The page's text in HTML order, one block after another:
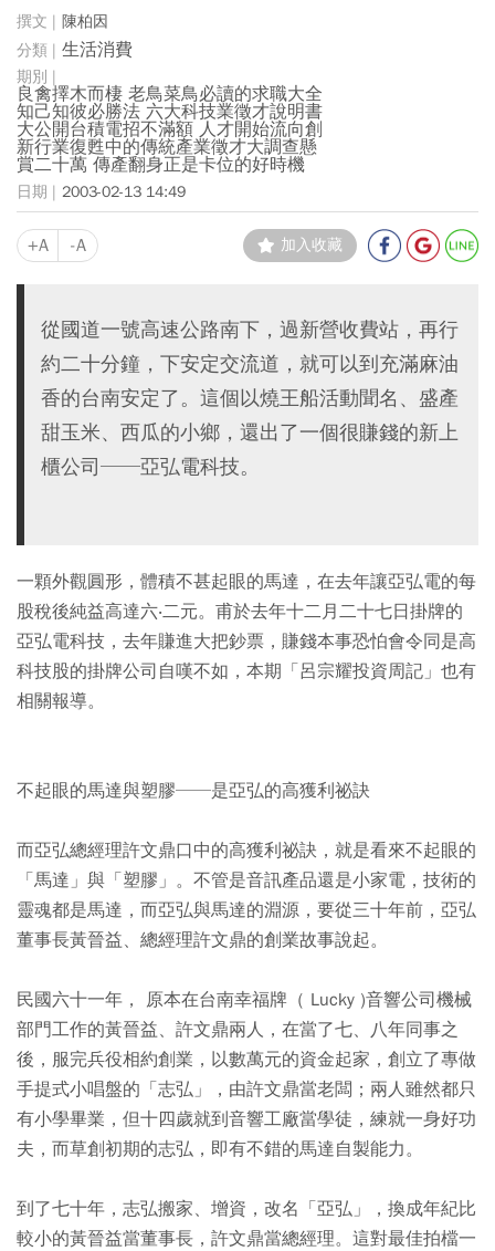
陳柏因
生活消費
良禽擇木而棲 老鳥菜鳥必讀的求職大全
知己知彼必勝法 六大科技業徵才說明書
大公開台積電招不滿額 人才開始流向創
新行業復甦中的傳統產業徵才大調查懸
賞二十萬 傳產翻身正是卡位的好時機
2003-02-13 14:49
+A -A 加入收藏
從國道一號高速公路南下，過新營收費站，再行
約二十分鐘，下安定交流道，就可以到充滿麻油
香的台南安定了。這個以燒王船活動聞名、盛產
甜玉米、西瓜的小鄉，還出了一個很賺錢的新上
櫃公司──亞弘電科技。
一顆外觀圓形，體積不甚起眼的馬達，在去年讓亞弘電的每
股稅後純益高達六‧二元。甫於去年十二月二十七日掛牌的
亞弘電科技，去年賺進大把鈔票，賺錢本事恐怕會令同是高
科技股的掛牌公司自嘆不如，本期「呂宗耀投資周記」也有
相關報導。
不起眼的馬達與塑膠──是亞弘的高獲利祕訣
而亞弘總經理許文鼎口中的高獲利祕訣，就是看來不起眼的
「馬達」與「塑膠」。不管是音訊產品還是小家電，技術的
靈魂都是馬達，而亞弘與馬達的淵源，要從三十年前，亞弘
董事長黃晉益、總經理許文鼎的創業故事說起。
民國六十一年， 原本在台南幸福牌（ Lucky )音響公司機械
部門工作的黃晉益、許文鼎兩人，在當了七、八年同事之
後，服完兵役相約創業，以數萬元的資金起家，創立了專做
手提式小唱盤的「志弘」，由許文鼎當老闆；兩人雖然都只
有小學畢業，但十四歲就到音響工廠當學徒，練就一身好功
夫，而草創初期的志弘，即有不錯的馬達自製能力。
到了七十年，志弘搬家、增資，改名「亞弘」，換成年紀比
較小的黃晉益當董事長，許文鼎當總經理。這對最佳拍檔一